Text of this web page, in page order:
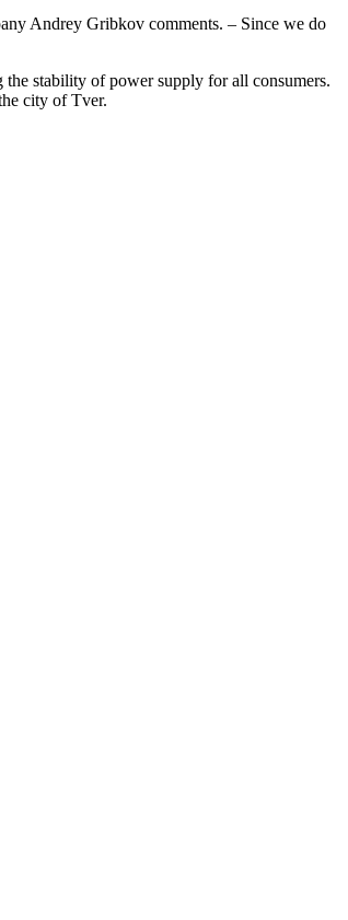
Andrey Gribkov comments. – Since we do
the stability of power supply for all consumers.
city of Tver.